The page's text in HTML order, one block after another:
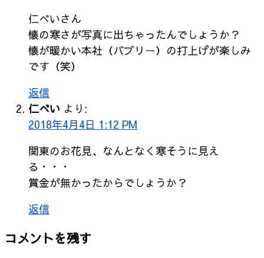
仁べいさん
懐の寒さが写真に出ちゃったんでしょうか？
懐が暖かい本社（バブリー）の打上げが楽しみ
です（笑）
返信
仁べい より:
2018年4月4日 1:12 PM
関東のお花見、なんとなく寒そうに見え
る・・・
賞金が無かったからでしょうか？
返信
コメントを残す